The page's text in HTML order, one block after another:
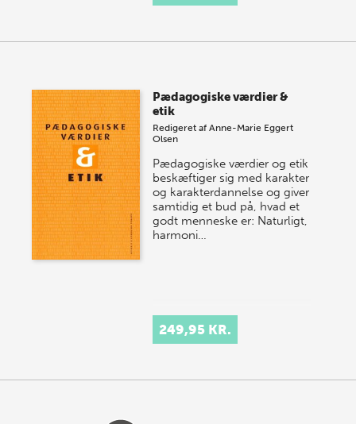
Pædagogiske værdier &
etik
Redigeret afAnne-Marie Eggert
Olsen
Pædagogiske værdier og etik
beskæftiger sig med karakter
og karakterdannelse og giver
samtidig et bud på, hvad et
godt menneske er: Naturligt,
harmoni…
249,95 KR.